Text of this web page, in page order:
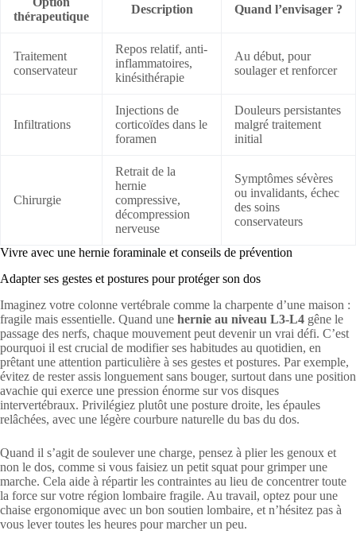
thérapeutique
Description Quand l’envisager ?
Traitement
conservateur
Repos relatif, anti-
inflammatoires,
kinésithérapie
Au début, pour
soulager et renforcer
Infiltrations
Injections de
corticoïdes dans le
foramen
Douleurs persistantes
malgré traitement
initial
Chirurgie
Retrait de la
hernie
compressive,
décompression
nerveuse
Symptômes sévères
ou invalidants, échec
des soins
conservateurs
Vivre avec une hernie foraminale et conseils de prévention
Adapter ses gestes et postures pour protéger son dos
Imaginez votre colonne vertébrale comme la charpente d’une maison :
fragile mais essentielle. Quand une hernie au niveau L3-L4 gêne le
passage des nerfs, chaque mouvement peut devenir un vrai défi. C’est
pourquoi il est crucial de modifier ses habitudes au quotidien, en
prêtant une attention particulière à ses gestes et postures. Par exemple,
évitez de rester assis longuement sans bouger, surtout dans une position
avachie qui exerce une pression énorme sur vos disques
intervertébraux. Privilégiez plutôt une posture droite, les épaules
relâchées, avec une légère courbure naturelle du bas du dos.
Quand il s’agit de soulever une charge, pensez à plier les genoux et
non le dos, comme si vous faisiez un petit squat pour grimper une
marche. Cela aide à répartir les contraintes au lieu de concentrer toute
la force sur votre région lombaire fragile. Au travail, optez pour une
chaise ergonomique avec un bon soutien lombaire, et n’hésitez pas à
vous lever toutes les heures pour marcher un peu.